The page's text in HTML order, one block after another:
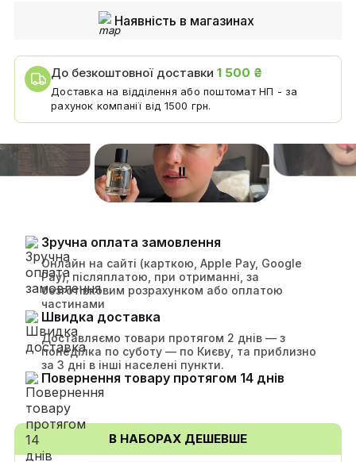
Наявність в магазинах
До безкоштовної доставки1 500 ₴
Доставка на відділення або поштомат НП - за
рахунок компанії від 1500 грн.
Зручна оплата замовлення
Онлайн на сайті (карткою, Apple Pay, Google
Pay), післяплатою, при отриманні, за
безготівковим розрахунком або оплатою
частинами
Швидка доставка
Доставляємо товари протягом 2 днів — з
понеділка по суботу — по Києву, та приблизно
за 3 дні в інші населені пункти.
Повернення товару протягом 14 днів
В НАБОРАХ ДЕШЕВШЕ